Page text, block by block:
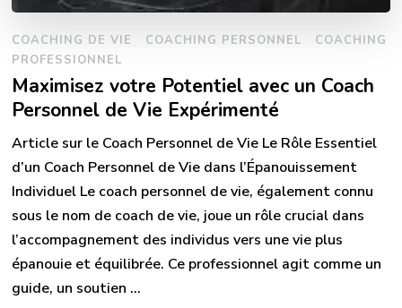
COACHING DE VIE COACHING PERSONNEL
COACHING
PROFESSIONNEL
Maximisez votre Potentiel avec un Coach
Personnel de Vie Expérimenté
Article sur le Coach Personnel de Vie Le Rôle Essentiel
d’un Coach Personnel de Vie dans l’Épanouissement
Individuel Le coach personnel de vie, également connu
sous le nom de coach de vie, joue un rôle crucial dans
l’accompagnement des individus vers une vie plus
épanouie et équilibrée. Ce professionnel agit comme un
guide, un soutien …